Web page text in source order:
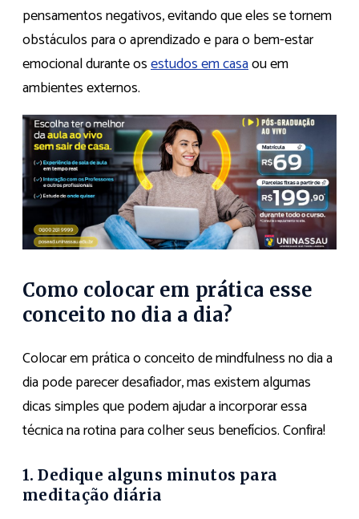
pensamentos negativos, evitando que eles se tornem
obstáculos para o aprendizado e para o bem-estar
emocional durante osestudos em casaou em
ambientes externos.
Como colocar em prática esse
conceito no dia a dia?
Colocar em prática o conceito de mindfulness no dia a
dia pode parecer desafiador, mas existem algumas
dicas simples que podem ajudar a incorporar essa
técnica na rotina para colher seus benefícios. Confira!
1. Dedique alguns minutos para
meditação diária